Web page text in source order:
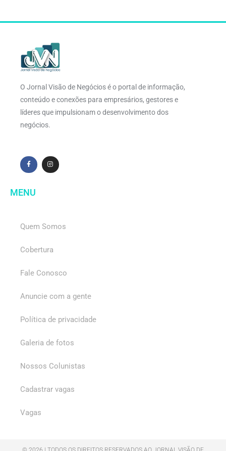
O Jornal Visão de Negócios é o portal de informação,
conteúdo e conexões para empresários, gestores e
líderes que impulsionam o desenvolvimento dos
negócios.
MENU
Quem Somos
Cobertura
Fale Conosco
Anuncie com a gente
Política de privacidade
Galeria de fotos
Nossos Colunistas
Cadastrar vagas
Vagas